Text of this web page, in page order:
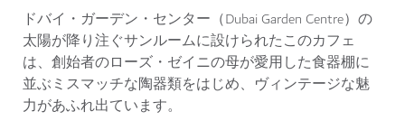
ドバイ・ガーデン・センター（Dubai Garden Centre）の
太陽が降り注ぐサンルームに設けられたこのカフェ
は、創始者のローズ・ゼイニの母が愛用した食器棚に
並ぶミスマッチな陶器類をはじめ、ヴィンテージな魅
力があふれ出ています。